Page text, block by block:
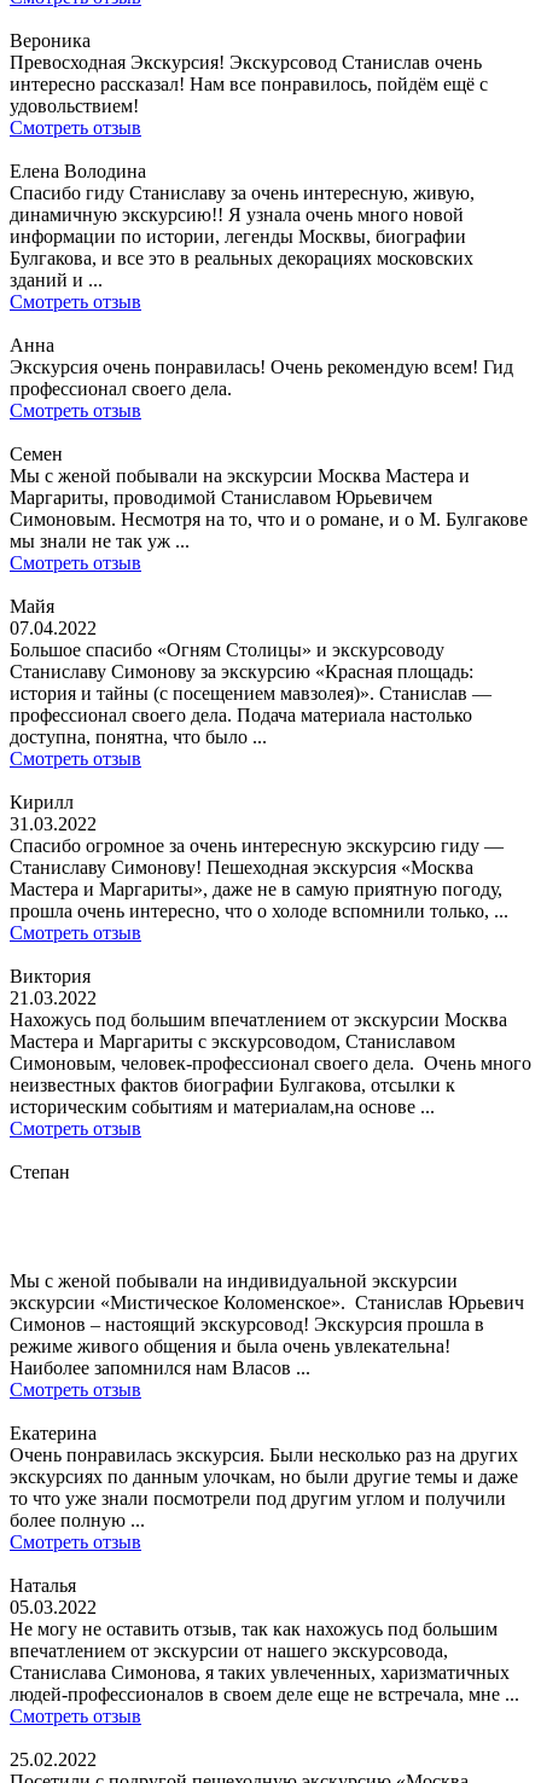
Вероника
Превосходная Экскурсия! Экскурсовод Станислав очень
интересно рассказал! Нам все понравилось, пойдём ещё с
удовольствием!
Смотреть отзыв
Елена Володина
Спасибо гиду Станиславу за очень интересную, живую,
динамичную экскурсию!! Я узнала очень много новой
информации по истории, легенды Москвы, биографии
Булгакова, и все это в реальных декорациях московских
зданий и ...
Смотреть отзыв
Анна
Экскурсия очень понравилась! Очень рекомендую всем! Гид
профессионал своего дела.
Смотреть отзыв
Семен
Мы с женой побывали на экскурсии Москва Мастера и
Маргариты, проводимой Станиславом Юрьевичем
Симоновым. Несмотря на то, что и о романе, и о М. Булгакове
мы знали не так уж ...
Смотреть отзыв
Майя
07.04.2022
Большое спасибо «Огням Столицы» и экскурсоводу
Станиславу Симонову за экскурсию «Красная площадь:
история и тайны (с посещением мавзолея)». Станислав —
профессионал своего дела. Подача материала настолько
доступна, понятна, что было ...
Смотреть отзыв
Кирилл
31.03.2022
Спасибо огромное за очень интересную экскурсию гиду —
Станиславу Симонову! Пешеходная экскурсия «Москва
Мастера и Маргариты», даже не в самую приятную погоду,
прошла очень интересно, что о холоде вспомнили только, ...
Смотреть отзыв
Виктория
21.03.2022
Нахожусь под большим впечатлением от экскурсии Москва
Мастера и Маргариты с экскурсоводом, Станиславом
Симоновым, человек-профессионал своего дела. Очень много
неизвестных фактов биографии Булгакова, отсылки к
историческим событиям и материалам,на основе ...
Смотреть отзыв
Степан
Мы с женой побывали на индивидуальной экскурсии
экскурсии «Мистическое Коломенское». Станислав Юрьевич
Симонов – настоящий экскурсовод! Экскурсия прошла в
режиме живого общения и была очень увлекательна!
Наиболее запомнился нам Власов ...
Смотреть отзыв
Екатерина
Очень понравилась экскурсия. Были несколько раз на других
экскурсиях по данным улочкам, но были другие темы и даже
то что уже знали посмотрели под другим углом и получили
более полную ...
Смотреть отзыв
Наталья
05.03.2022
Не могу не оставить отзыв, так как нахожусь под большим
впечатлением от экскурсии от нашего экскурсовода,
Станислава Симонова, я таких увлеченных, харизматичных
людей-профессионалов в своем деле еще не встречала, мне ...
Смотреть отзыв
25.02.2022